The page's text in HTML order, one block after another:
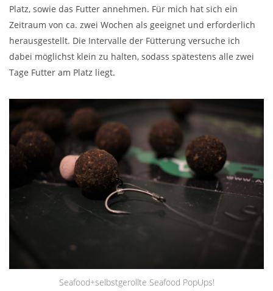
Platz, sowie das Futter annehmen. Für mich hat sich ein
Zeitraum von ca. zwei Wochen als geeignet und erforderlich
herausgestellt. Die Intervalle der Fütterung versuche ich
dabei möglichst klein zu halten, sodass spätestens alle zwei
Tage Futter am Platz liegt.
Seafood+selbstgerollte Seafood PopUps!